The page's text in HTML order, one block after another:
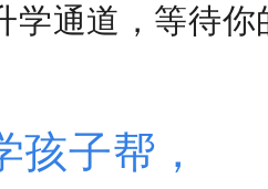
学通道，等待你
孩子帮，